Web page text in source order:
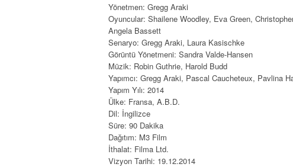
Yönetmen: Gregg Araki
Oyuncular: Shailene Woodley, Eva Green,
Angela Bassett
Senaryo: Gregg Araki, Laura Kasischke
Görüntü Yönetmeni: Sandra Valde-Hansen
Müzik: Robin Guthrie, Harold Budd
Yapımcı: Gregg Araki, Pascal Caucheteux, Pavlina
Yapım Yılı: 2014
Ülke: Fransa, A.B.D.
Dil: İngilizce
Süre: 90 Dakika
Dağıtım: M3 Film
İthalat: Filma Ltd.
Vizyon Tarihi: 19.12.2014